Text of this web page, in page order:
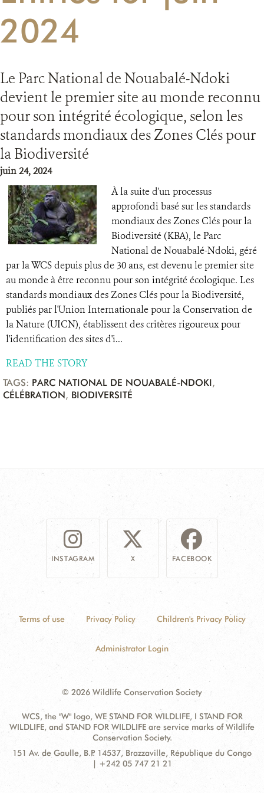
2024
Le Parc National de Nouabalé-Ndoki
devient le premier site au monde reconnu
pour son intégrité écologique, selon les
standards mondiaux des Zones Clés pour
la Biodiversité
juin 24, 2024
À la suite d'un processus
approfondi basé sur les standards
mondiaux des Zones Clés pour la
Biodiversité (KBA), le Parc
National de Nouabalé-Ndoki, géré
par la WCS depuis plus de 30 ans, est devenu le premier site
au monde à être reconnu pour son intégrité écologique. Les
standards mondiaux des Zones Clés pour la Biodiversité,
publiés par l'Union Internationale pour la Conservation de
la Nature (UICN), établissent des critères rigoureux pour
l'identification des sites d'i...
READ THE STORY
TAGS: PARC NATIONAL DE NOUABALÉ-NDOKI,
CÉLÉBRATION, BIODIVERSITÉ
INSTAGRAM X FACEBOOK
Terms of use Privacy Policy Children's Privacy Policy
Administrator Login
© 2026 Wildlife Conservation Society
WCS, the "W" logo, WE STAND FOR WILDLIFE, I STAND FOR
WILDLIFE, and STAND FOR WILDLIFE are service marks of Wildlife
Conservation Society.
Contact
Address:
151 Av. de Gaulle, B.P. 14537, Brazzaville, République du Congo
| +242 05 747 21 21